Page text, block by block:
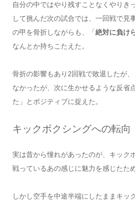
自分の中ではやり残すことなくやりき
して挑んだ次の試合では、一回戦で見
の甲を骨折しながらも、「 絶対に負け
なんとか持ちこたえた。
骨折の影響もあり2回戦で敗退したが
なかったが、次に生かせるような反省
た」とポジティブに捉えた。
キックボクシングへの転向
実は昔から憧れがあったのが、キック
戦っているあの感じに魅力を感じたため
しかし空手を中途半端にしたままキッ